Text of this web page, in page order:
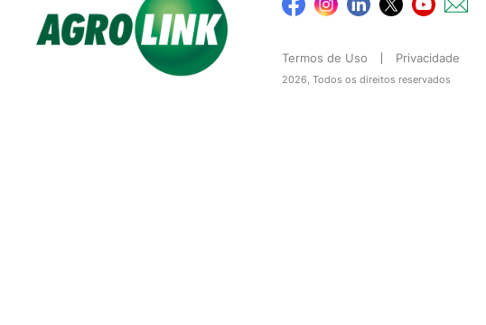
Termos de Uso Privacidade
2026, Todos os direitos reservados